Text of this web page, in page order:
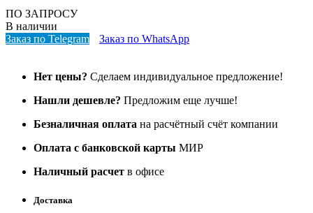
ПО ЗАПРОСУ
В наличии
Заказ по Telegram
Заказ по WhatsApp
Нет цены? Сделаем индивидуальное предложение!
Нашли дешевле? Предложим еще лучше!
Безналичная оплата на расчётный счёт компании
Оплата с банковской карты МИР
Наличный расчет в офисе
Доставка